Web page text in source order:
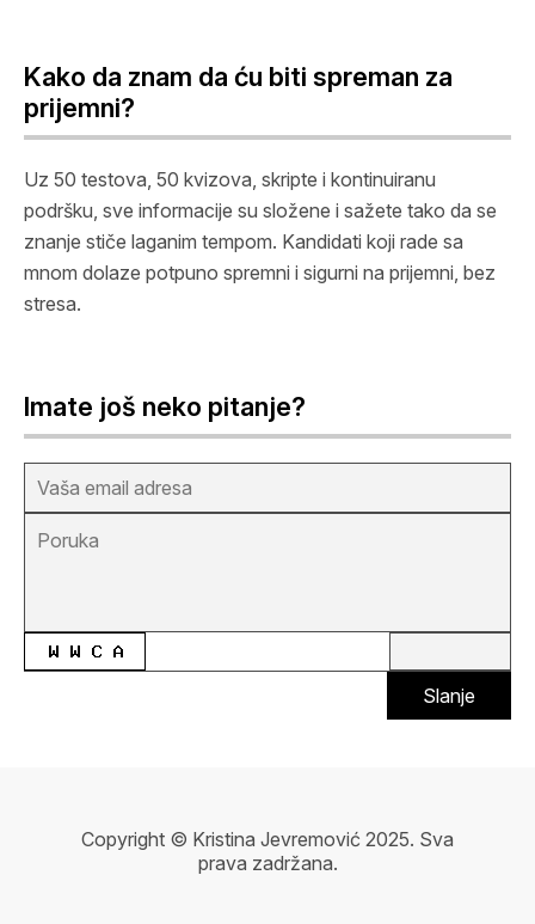
Kako da znam da ću biti spreman za
prijemni?
Uz 50 testova, 50 kvizova, skripte i kontinuiranu
podršku, sve informacije su složene i sažete tako da se
znanje stiče laganim tempom. Kandidati koji rade sa
mnom dolaze potpuno spremni i sigurni na prijemni, bez
stresa.
Imate još neko pitanje?
Slanje
Copyright © Kristina Jevremović 2025. Sva
prava zadržana.